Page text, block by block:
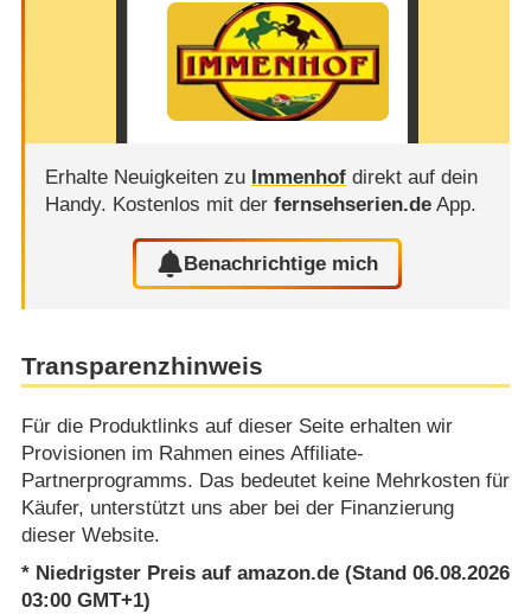
Erhalte Neuigkeiten zu Immenhofdirekt auf dein
Handy. Kostenlos mit der fernsehserien.deApp.
Benachrichtige mich
Transparenzhinweis
Für die Produktlinks auf dieser Seite erhalten wir
Provisionen im Rahmen eines Affiliate-
Partnerprogramms. Das bedeutet keine Mehrkosten für
Käufer, unterstützt uns aber bei der Finanzierung
dieser Website.
* Niedrigster Preis auf amazon.de (Stand 06.08.2026
03:00 GMT+1)